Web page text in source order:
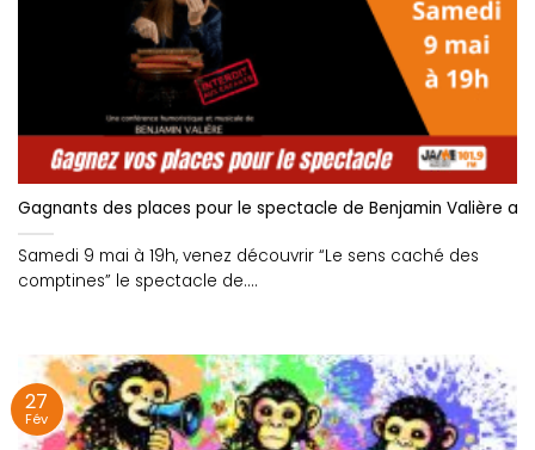
Gagnants des places pour le spectacle de Benjamin Valière au
Samedi 9 mai à 19h, venez découvrir “Le sens caché des
comptines” le spectacle de....
27
Fév